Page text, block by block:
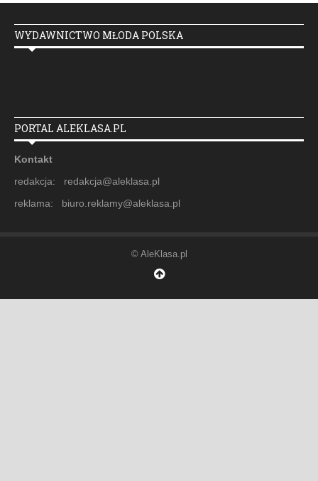
WYDAWNICTWO MŁODA POLSKA
PORTAL ALEKLASA.PL
Kontakt
redakcja: redakcja@aleklasa.pl
reklama: biuro.reklamy@aleklasa.pl
© AleKlasa.pl